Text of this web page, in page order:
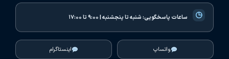
◷ ساعات پاسخگویی:شنبه تا پنجشنبه | ۹:۰۰ تا ۱۷:۰۰
واتساپ اینستاگرام